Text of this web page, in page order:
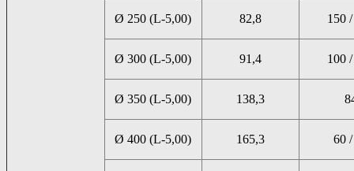
Ø 250 (L-5,00) 82,8 150
Ø 300 (L-5,00) 91,4 100
Ø 350 (L-5,00) 138,3
Ø 400 (L-5,00) 165,3 60